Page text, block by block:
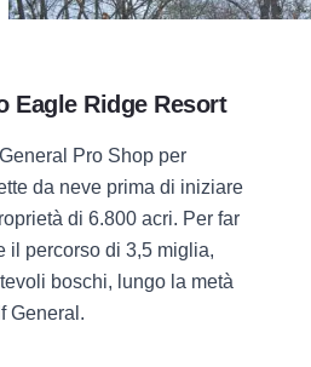
Eagle Ridge Resort
Pro Shop per
da neve prima di iniziare
di 6.800 acri. Per far
il percorso di 3,5 miglia,
boschi, lungo la metà
General.